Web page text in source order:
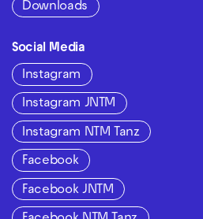
Downloads
Social Media
Instagram
Instagram JNTM
Instagram NTM Tanz
Facebook
Facebook JNTM